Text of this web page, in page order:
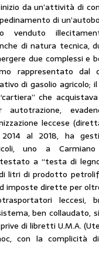
da un’attività di
di
venduto
di natura tecnica,
due complessi e
rappresentato dal
di gasolio agricolo; il
che
autotrazione,
leccese
2014 al 2018, ha
uno a
a “testa di
litri di prodotto
imposte dirette per
leccesi,
ben collaudato,
di libretti U.M.A.
con la complicità